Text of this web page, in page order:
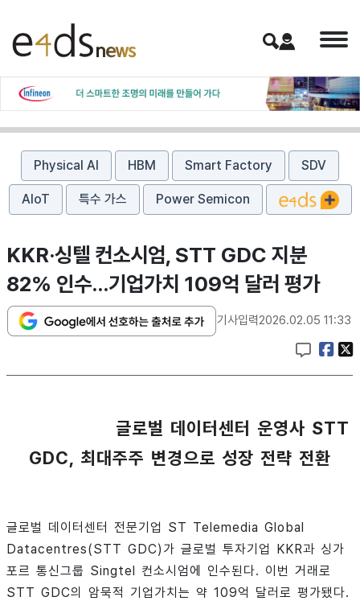
Physical AI HBM Smart Factory SDV
AIoT 특수 가스 Power Semicon
KKR·싱텔 컨소시엄, STT GDC 지분
82% 인수…기업가치 109억 달러 평가
기사입력2026.02.05 11:33
글로벌 데이터센터 운영사 STT
GDC, 최대주주 변경으로 성장 전략 전환
글로벌 데이터센터 전문기업 ST Telemedia Global
Datacentres(STT GDC)가 글로벌 투자기업 KKR과 싱가
포르 통신그룹 Singtel 컨소시엄에 인수된다. 이번 거래로
STT GDC의 암묵적 기업가치는 약 109억 달러로 평가됐다.